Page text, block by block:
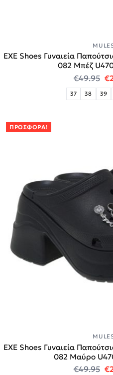
EXE Shoes Γυναιεία
082 Μπέζ
€49.95 €
37 38 39
ΠΡΟΣΦΟΡΆ!
EXE Shoes Γυναιεία
082 Mαύρο
€49.95 €